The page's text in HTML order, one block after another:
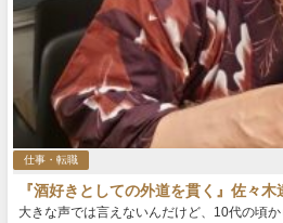
仕事・転職
『酒好きとしての外道を貫く』佐々
大きな声では言えないんだけど、10代の頃